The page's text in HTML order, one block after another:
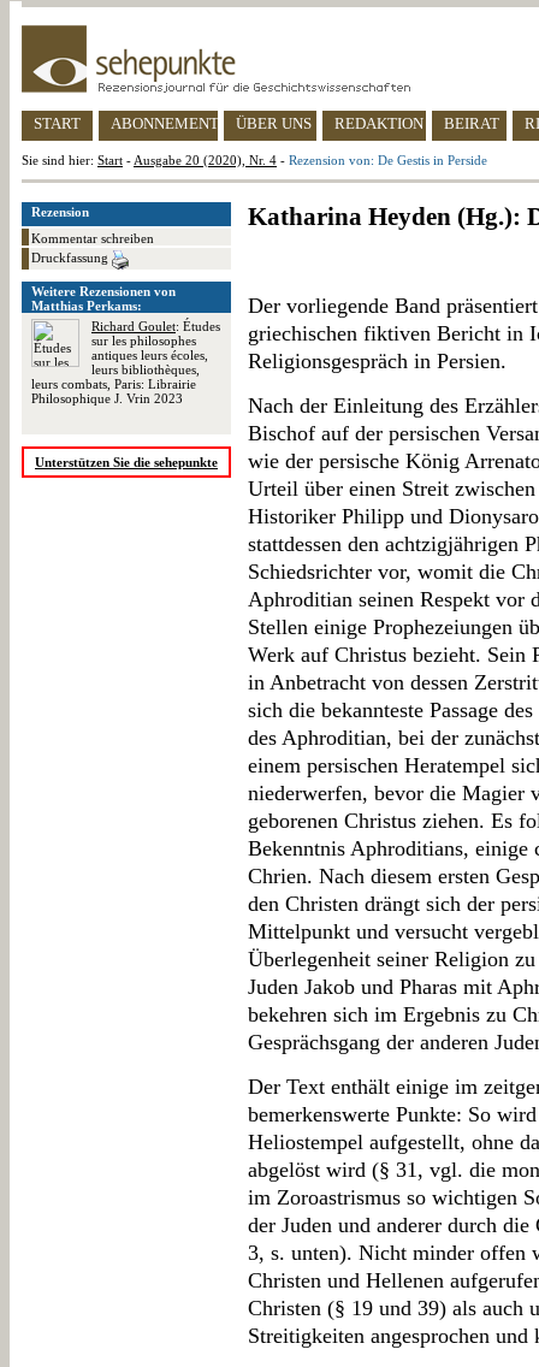
START ABONNEMENT ÜBER UNS REDAKTION BEIRAT
Sie sind hier: Start - Ausgabe 20 (2020), Nr. 4 - Rezension von: De Gestis in Perside
Rezension
Kommentar schreiben
Druckfassung
Weitere Rezensionen von
Matthias Perkams:
Richard Goulet: Études
sur les philosophes
antiques leurs écoles,
leurs bibliothèques,
leurs combats, Paris: Librairie
Philosophique J. Vrin 2023
Unterstützen Sie die sehepunkte
Katharina Heyden (Hg.):
Der vorliegende Band
griechischen fiktiven Bericht in
Religionsgespräch in Persien.
Nach der Einleitung des
Bischof auf der persischen
wie der persische König
Urteil über einen Streit
Historiker Philipp und
stattdessen den achtzigjährigen
Schiedsrichter vor, womit die
Aphroditian seinen Respekt vor
Stellen einige Prophezeiungen
Werk auf Christus bezieht. Sein
in Anbetracht von dessen
sich die bekannteste Passage
des Aphroditian, bei der
einem persischen Heratempel
niederwerfen, bevor die Magier
geborenen Christus ziehen. Es
Bekenntnis Aphroditians, einige
Chrien. Nach diesem ersten
den Christen drängt sich der
Mittelpunkt und versucht
Überlegenheit seiner Religion
Juden Jakob und Pharas mit
bekehren sich im Ergebnis zu
Gesprächsgang der anderen
Der Text enthält einige im
bemerkenswerte Punkte: So
Heliostempel aufgestellt, ohne
abgelöst wird (§ 31, vgl. die
im Zoroastrismus so wichtigen
der Juden und anderer durch
3, s. unten). Nicht minder offen
Christen und Hellenen
Christen (§ 19 und 39) als auch
Streitigkeiten angesprochen